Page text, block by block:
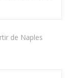
de Naples